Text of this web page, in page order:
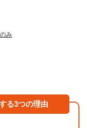
み
る3つの理由